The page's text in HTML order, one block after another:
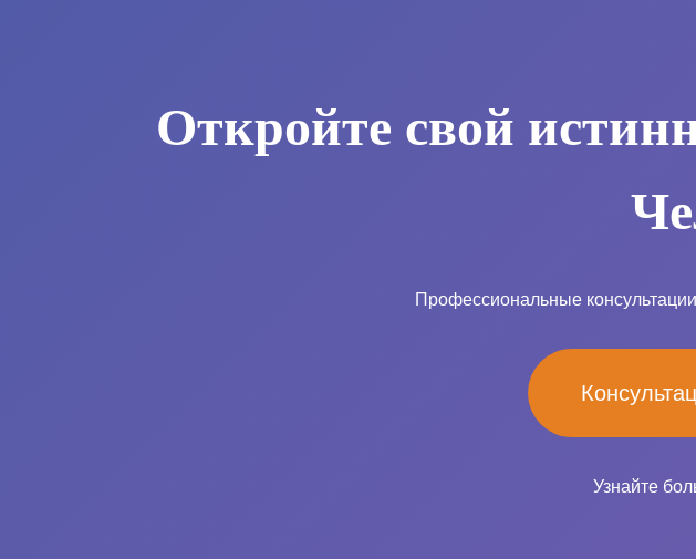
Откройте свой
Профессиональные
Узнайте